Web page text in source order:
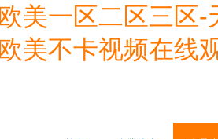
美一区二区三区
美不卡视频在线